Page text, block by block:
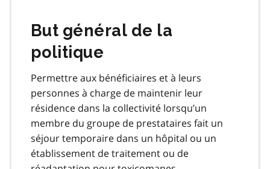
But général de la
politique
Permettre aux bénéficiaires et à leurs
personnes à charge de maintenir leur
résidence dans la collectivité lorsqu’un
membre du groupe de prestataires fait un
séjour temporaire dans un hôpital ou un
établissement de traitement ou de